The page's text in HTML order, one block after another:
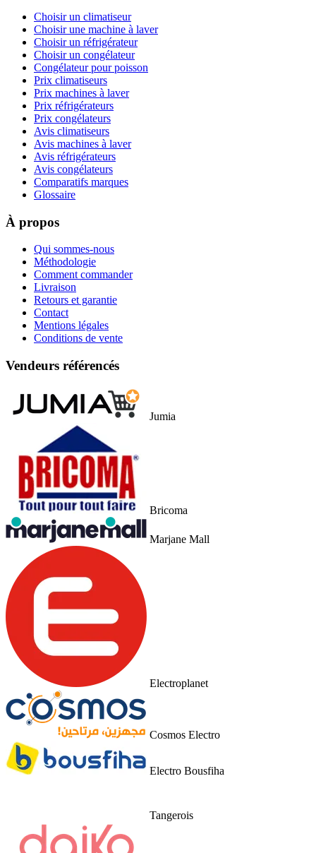
Choisir un climatiseur
Choisir une machine à laver
Choisir un réfrigérateur
Choisir un congélateur
Congélateur pour poisson
Prix climatiseurs
Prix machines à laver
Prix réfrigérateurs
Prix congélateurs
Avis climatiseurs
Avis machines à laver
Avis réfrigérateurs
Avis congélateurs
Comparatifs marques
Glossaire
À propos
Qui sommes-nous
Méthodologie
Comment commander
Livraison
Retours et garantie
Contact
Mentions légales
Conditions de vente
Vendeurs référencés
Jumia
Bricoma
Marjane Mall
Electroplanet
Cosmos Electro
Electro Bousfiha
Tangerois